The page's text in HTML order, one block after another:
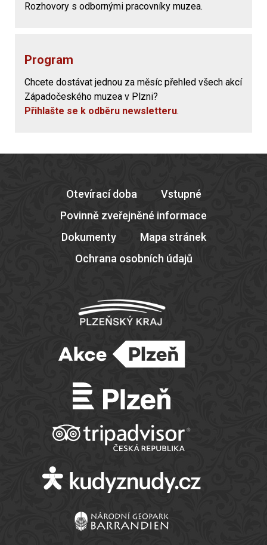
Rozhovory s odbornými pracovníky muzea.
Program
Chcete dostávat jednou za měsíc přehled všech akcí
Západočeského muzea v Plzni?
Přihlašte se k odběru newsletteru.
Otevírací doba
Vstupné
Povinně zveřejněné informace
Dokumenty
Mapa stránek
Ochrana osobních údajů